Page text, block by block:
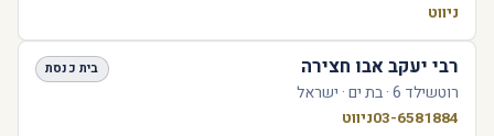
ניווט
רבי יעקב אבו חצירה בית כנסת
רוטשילד 6 · בת ים · ישראל
03-6581884ניווט